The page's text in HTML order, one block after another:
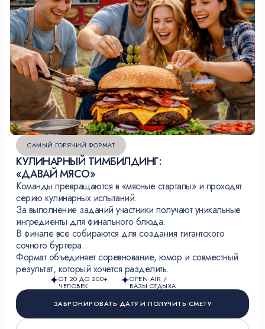
САМЫЙ ГОРЯЧИЙ ФОРМАТ
КУЛИНАРНЫЙ ТИМБИЛДИНГ:
«ДАВАЙ МЯСО»
Команды превращаются в «мясные стартапы» и проходят
серию кулинарных испытаний.
За выполнение заданий участники получают уникальные
ингредиенты для финального блюда.
В финале все собираются для создания гигантского
сочного бургера.
Формат объединяет соревнование, юмор и совместный
результат, который хочется разделить.
ОТ 20 ДО 200+
ЧЕЛОВЕК
OPEN AIR /
БАЗЫ ОТДЫХА
ЗАБРОНИРОВАТЬ ДАТУ И ПОЛУЧИТЬ СМЕТУ